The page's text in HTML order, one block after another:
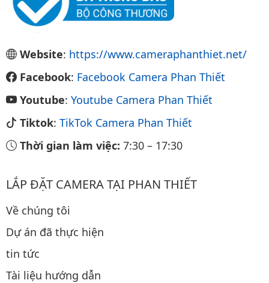
Website: https://www.cameraphanthiet.net/
Facebook: Facebook Camera Phan Thiết
Youtube: Youtube Camera Phan Thiết
Tiktok: TikTok Camera Phan Thiết
Thời gian làm việc: 7:30 – 17:30
LẮP ĐẶT CAMERA TẠI PHAN THIẾT
Về chúng tôi
Dự án đã thực hiện
tin tức
Tài liệu hướng dẫn